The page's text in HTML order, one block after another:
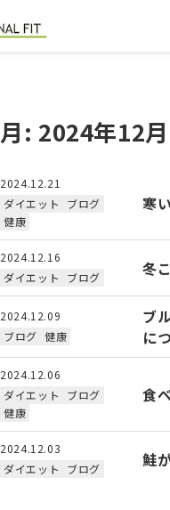
月: 2024年12月
2024.12.21
ダイエット
ブログ
健康
寒
2024.12.16
ダイエット
ブログ 冬
2024.12.09
ブログ 健康
ブ
に
2024.12.06
ダイエット
ブログ
健康
食
2024.12.03
ダイエット
ブログ 鮭